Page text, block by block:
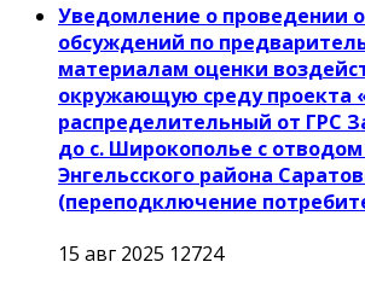
Уведомление о проведении
обсуждений по
материалам оценки
окружающую среду проекта
распределительный от ГРС
до с. Широкополье с
Энгельсского района
(переподключение
15 авг 2025 12724